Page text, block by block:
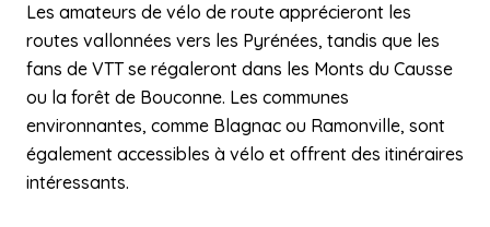
Les amateurs de vélo de route apprécieront les
routes vallonnées vers les Pyrénées, tandis que les
fans de VTT se régaleront dans les Monts du Causse
ou la forêt de Bouconne. Les communes
environnantes, comme Blagnac ou Ramonville, sont
également accessibles à vélo et offrent des itinéraires
intéressants.